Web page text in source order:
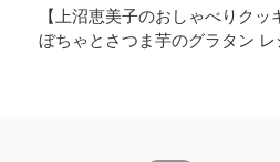
【上沼恵美子のおしゃべりクッ
ぼちゃとさつま芋のグラタン レ